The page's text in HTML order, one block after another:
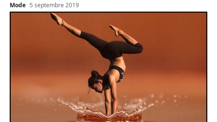
Mode 5 septembre 2019